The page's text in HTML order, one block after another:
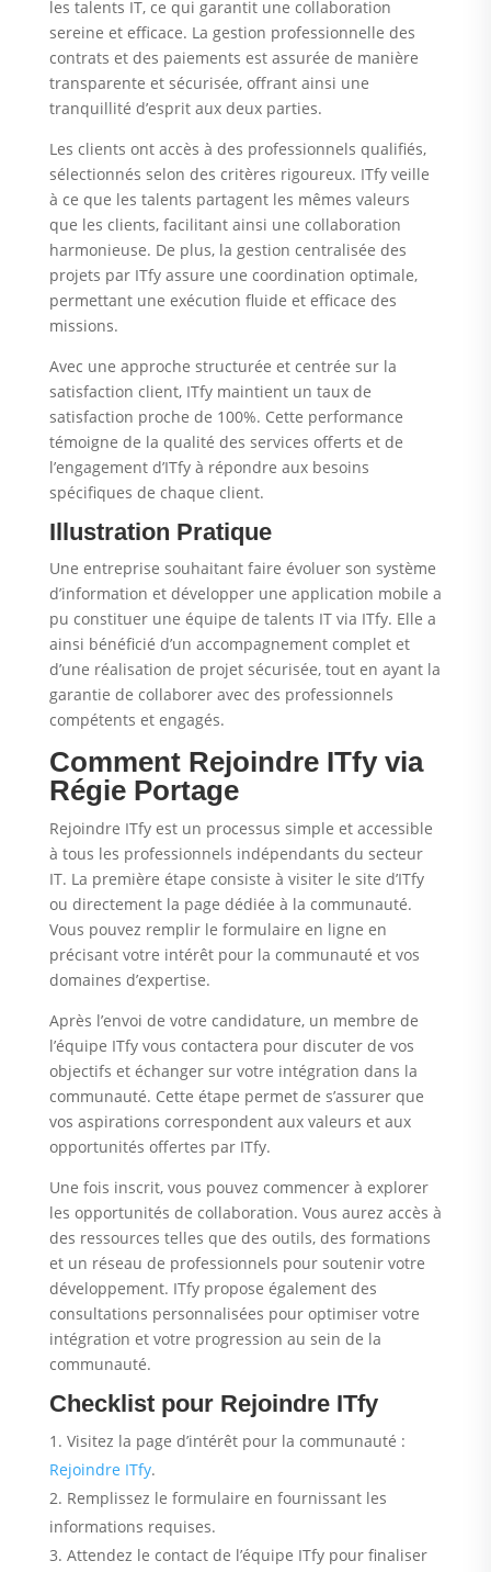
les talents IT, ce qui garantit une collaboration
sereine et efficace. La gestion professionnelle des
contrats et des paiements est assurée de manière
transparente et sécurisée, offrant ainsi une
tranquillité d’esprit aux deux parties.
Les clients ont accès à des professionnels qualifiés,
sélectionnés selon des critères rigoureux. ITfy veille
à ce que les talents partagent les mêmes valeurs
que les clients, facilitant ainsi une collaboration
harmonieuse. De plus, la gestion centralisée des
projets par ITfy assure une coordination optimale,
permettant une exécution fluide et efficace des
missions.
Avec une approche structurée et centrée sur la
satisfaction client, ITfy maintient un taux de
satisfaction proche de 100%. Cette performance
témoigne de la qualité des services offerts et de
l’engagement d’ITfy à répondre aux besoins
spécifiques de chaque client.
Illustration Pratique
Une entreprise souhaitant faire évoluer son système
d’information et développer une application mobile a
pu constituer une équipe de talents IT via ITfy. Elle a
ainsi bénéficié d’un accompagnement complet et
d’une réalisation de projet sécurisée, tout en ayant la
garantie de collaborer avec des professionnels
compétents et engagés.
Comment Rejoindre ITfy via
Régie Portage
Rejoindre ITfy est un processus simple et accessible
à tous les professionnels indépendants du secteur
IT. La première étape consiste à visiter le site d’ITfy
ou directement la page dédiée à la communauté.
Vous pouvez remplir le formulaire en ligne en
précisant votre intérêt pour la communauté et vos
domaines d’expertise.
Après l’envoi de votre candidature, un membre de
l’équipe ITfy vous contactera pour discuter de vos
objectifs et échanger sur votre intégration dans la
communauté. Cette étape permet de s’assurer que
vos aspirations correspondent aux valeurs et aux
opportunités offertes par ITfy.
Une fois inscrit, vous pouvez commencer à explorer
les opportunités de collaboration. Vous aurez accès à
des ressources telles que des outils, des formations
et un réseau de professionnels pour soutenir votre
développement. ITfy propose également des
consultations personnalisées pour optimiser votre
intégration et votre progression au sein de la
communauté.
Checklist pour Rejoindre ITfy
Visitez la page d’intérêt pour la communauté :
Rejoindre ITfy.
Remplissez le formulaire en fournissant les
informations requises.
Attendez le contact de l’équipe ITfy pour finaliser